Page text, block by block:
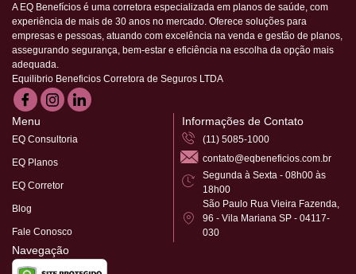
A EQ Benefícios é uma corretora especializada em planos de saúde, com
experiência de mais de 30 anos no mercado. Oferece soluções para
empresas e pessoas, atuando com excelência na venda e gestão de planos,
assegurando segurança, bem-estar e eficiência na escolha da opção mais
adequada.
Equilibrio Beneficios Corretora de Seguros LTDA
Menu
EQ Consultoria
EQ Planos
EQ Corretor
Blog
Fale Conosco
Informações de Contato
(11) 5085-1000
contato@eqbeneficios.com.br
Segunda à Sexta - 08h00 às
18h00
São Paulo Rua Vieira Fazenda,
96 - Vila Mariana SP - 04117-
030
Navegação